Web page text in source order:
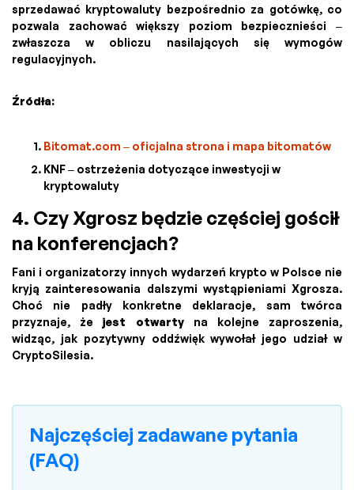
sprzedawać kryptowaluty bezpośrednio za gotówkę, co
pozwala zachować większy poziom bezpiecznieści –
zwłaszcza w obliczu nasilających się wymogów
regulacyjnych.
Źródła:
Bitomat.com – oficjalna strona i mapa bitomatów
KNF – ostrzeżenia dotyczące inwestycji w
kryptowaluty
4. Czy Xgrosz będzie częściej gościł
na konferencjach?
Fani i organizatorzy innych wydarzeń krypto w Polsce nie
kryją zainteresowania dalszymi wystąpieniami Xgrosza.
Choć nie padły konkretne deklaracje, sam twórca
przyznaje, żejest otwartyna kolejne zaproszenia,
widząc, jak pozytywny oddźwięk wywołał jego udział w
CryptoSilesia.
Najczęściej zadawane pytania
(FAQ)